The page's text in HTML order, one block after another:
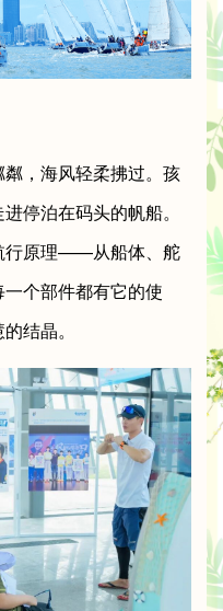
，海风轻柔拂过。孩
停泊在码头的帆船。
行原理——从船体、舵
个部件都有它的使
结晶。